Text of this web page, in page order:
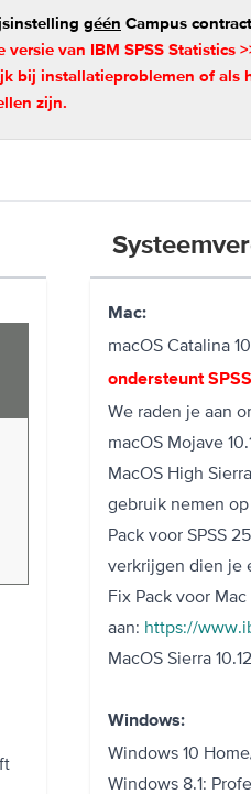
géén Campus
versie van IBM SPSS Statistics
bij installatieproblemen of
zijn.
Mac:
macOS Catalina
ondersteunt
We raden je aan
macOS Mojave
MacOS High
gebruik nemen op
Pack voor SPSS
verkrijgen dien je
Fix Pack voor
aan: https://
MacOS Sierra 10.12
Windows:
Windows 10
Windows 8.1: